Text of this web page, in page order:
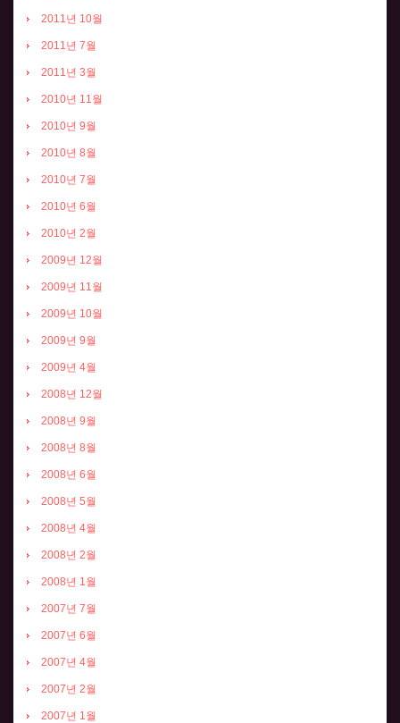
2011년 10월
2011년 7월
2011년 3월
2010년 11월
2010년 9월
2010년 8월
2010년 7월
2010년 6월
2010년 2월
2009년 12월
2009년 11월
2009년 10월
2009년 9월
2009년 4월
2008년 12월
2008년 9월
2008년 8월
2008년 6월
2008년 5월
2008년 4월
2008년 2월
2008년 1월
2007년 7월
2007년 6월
2007년 4월
2007년 2월
2007년 1월